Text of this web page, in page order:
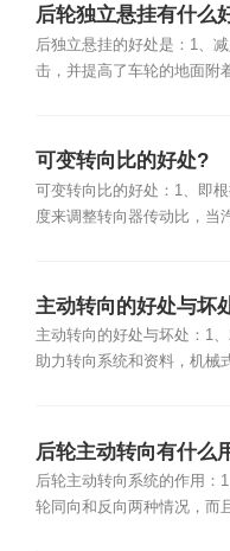
后轮独立悬挂有什么
后独立悬挂的好处是：1、
击，并提高了车轮的地面附
可变转向比的好处?
可变转向比的好处：1、即
度来调整转向器传动比，当
主动转向的好处与坏
主动转向的好处与坏处：1
助力转向系统和资料，机械
后轮主动转向有什么
后轮主动转向系统的作用：
轮同向和反向两种情况，而